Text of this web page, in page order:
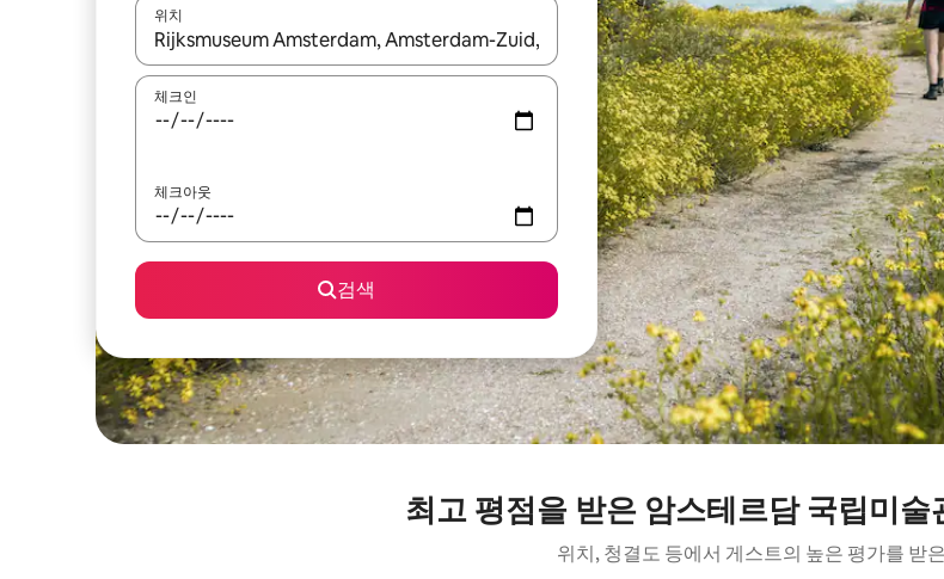
위치
결과가 나오면 위·아래 화살표 키를 사용하거나 터치 또는 스와이프 동작으로 탐색하세요.
체크인
체크아웃
검색
최고 평점을 받은 암스테르담 국립미
위치, 청결도 등에서 게스트의 높은 평가를 받